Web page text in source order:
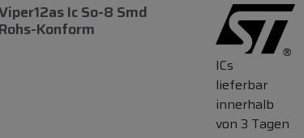
Ic So-8 Smd
Rohs-Konform
ICs
lieferbar
innerhalb
von 3 Tagen